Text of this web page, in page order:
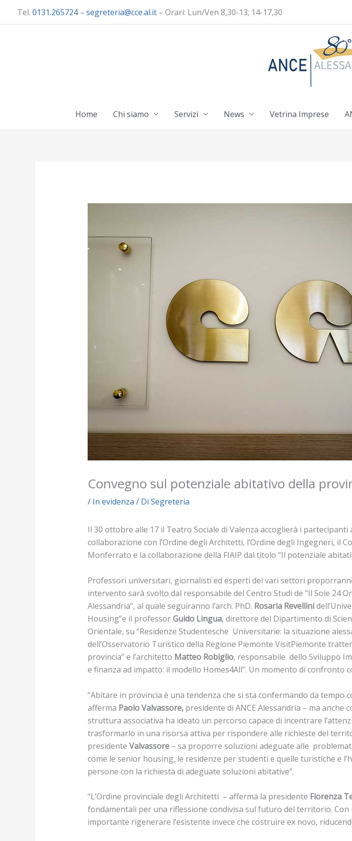
Tel. 0131.265724– segreteria@cce.al.it – Orari: Lun/Ven 8,30-13; 14-17,30
Home Chi siamo Servizi News Vetrina Imprese
Convegno sul potenziale abitativo della
/ In evidenza / Di Segreteria
Il 30 ottobre alle 17 il Teatro Sociale di Valenza accoglierà i
collaborazione con l’Ordine degli Architetti, l’Ordine degli Ingegneri, il
Monferrato e la collaborazione della FIAIP dal titolo “Il potenziale
Professori universitari, giornalisti ed esperti dei vari settori
intervento sarà svolto dal responsabile del Centro Studi de “Il Sole 24
Alessandria”, al quale seguiranno l’arch. PhD. Rosaria Revellini
Housing”e il professorGuido Lingua, direttore del Dipartimento di
Orientale, su “Residenze Studentesche Universitarie: la situazione
dell’Osservatorio Turistico della Regione Piemonte VisitPiemonte
provincia” e l’architetto Matteo Robiglio, responsabile dello Sviluppo
e finanza ad impatto: il modello Homes4All”. Un momento di confronto
“Abitare in provincia è una tendenza che si sta confermando da tempo
afferma Paolo Valvassore,presidente di ANCE Alessandria – ma anche
struttura associativa ha ideato un percorso capace di incentrare
trasformarlo in una risorsa attiva per rispondere alle richieste del
presidente Valvassore– sa proporre soluzioni adeguate alle
come le senior housing, le residenze per studenti e quelle turistiche e
persone con la richiesta di adeguate soluzioni abitative”.
“L’Ordine provinciale degli Architetti – afferma la presidente Fiorenza
fondamentali per una riflessione condivisa sul futuro del territorio.
importante rigenerare l’esistente invece che costruire ex novo,